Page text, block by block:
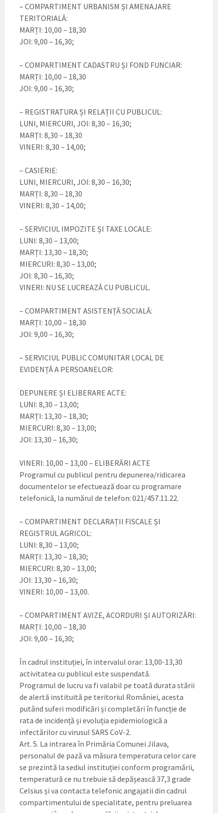
– COMPARTIMENT URBANISM ȘI AMENAJARE
TERITORIALĂ:
MARȚI: 10,00 – 18,30
JOI: 9,00 – 16,30;
– COMPARTIMENT CADASTRU ȘI FOND FUNCIAR:
MARȚI: 10,00 – 18,30
JOI: 9,00 – 16,30;
– REGISTRATURA ȘI RELAȚII CU PUBLICUL:
LUNI, MIERCURI, JOI: 8,30 – 16,30;
MARȚI: 8,30 – 18,30
VINERI: 8,30 – 14,00;
– CASIERIE:
LUNI, MIERCURI, JOI: 8,30 – 16,30;
MARȚI: 8,30 – 18,30
VINERI: 8,30 – 14,00;
– SERVICIUL IMPOZITE ȘI TAXE LOCALE:
LUNI: 8,30 – 13,00;
MARȚI: 13,30 – 18,30;
MIERCURI: 8,30 – 13,00;
JOI: 8,30 – 16,30;
VINERI: NU SE LUCREAZĂ CU PUBLICUL.
– COMPARTIMENT ASISTENȚĂ SOCIALĂ:
MARȚI: 10,00 – 18,30
JOI: 9,00 – 16,30;
– SERVICIUL PUBLIC COMUNITAR LOCAL DE
EVIDENȚĂ A PERSOANELOR:
DEPUNERE ȘI ELIBERARE ACTE:
LUNI: 8,30 – 13,00;
MARȚI: 13,30 – 18,30;
MIERCURI: 8,30 – 13,00;
JOI: 13,30 – 16,30;
VINERI: 10,00 – 13,00 – ELIBERĂRI ACTE
Programul cu publicul pentru depunerea/ridicarea
documentelor se efectuează doar cu programare
telefonică, la numărul de telefon: 021/457.11.22.
– COMPARTIMENT DECLARAȚII FISCALE ȘI
REGISTRUL AGRICOL:
LUNI: 8,30 – 13,00;
MARȚI: 13,30 – 18,30;
MIERCURI: 8,30 – 13,00;
JOI: 13,30 – 16,30;
VINERI: 10,00 – 13,00.
– COMPARTIMENT AVIZE, ACORDURI ȘI AUTORIZĂRI:
MARȚI: 10,00 – 18,30
JOI: 9,00 – 16,30;
În cadrul instituției, în intervalul orar: 13,00-13,30
activitatea cu publicul este suspendată.
Programul de lucru va fi valabil pe toată durata stării
de alertă instituită pe teritoriul României, acesta
putând suferi modificări și completări în funcție de
rata de incidență și evoluția epidemiologică a
infectărilor cu virusul SARS CoV-2.
Art. 5. La intrarea în Primăria Comunei Jilava,
personalul de pază va măsura temperatura celor care
se prezintă la sediul instituției conform programării,
temperatură ce nu trebuie să depășească 37,3 grade
Celsius și va contacta telefonic angajatii din cadrul
compartimentului de specialitate, pentru preluarea